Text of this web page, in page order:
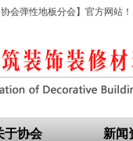
会弹性地板分会】官方网站！
于协会 新闻